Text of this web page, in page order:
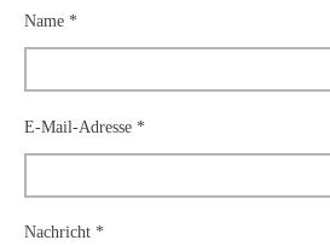
Name *
E-Mail-Adresse *
Nachricht *